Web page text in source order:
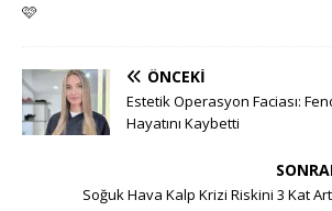
🩷
ÖNCEKI
Estetik Operasyon Faciası:
Hayatını Kaybetti
Soğuk Hava Kalp Krizi Riskini 3 Kat